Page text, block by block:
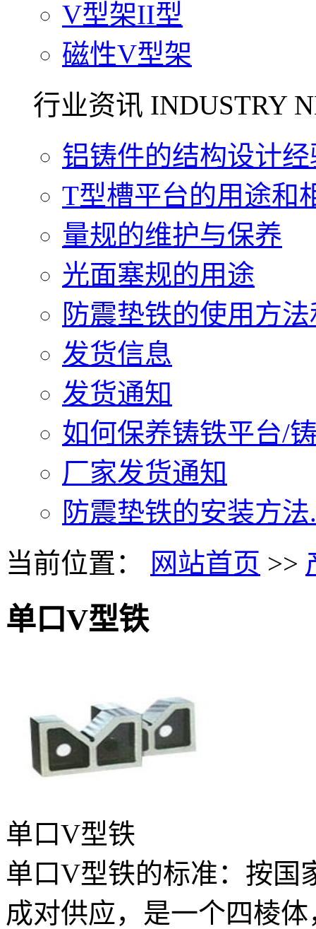
V型架II型
磁性V型架
行业资讯 INDUSTRY
铝铸件的结构设计经
T型槽平台的用途和
量规的维护与保养
光面塞规的用途
防震垫铁的使用方
发货信息
发货通知
如何保养铸铁平台/
厂家发货通知
防震垫铁的安装方法
当前位置：
网站首页 >>
单口V型铁
单口V型铁
单口V型铁的标准：按国
成对供应，是一个四棱